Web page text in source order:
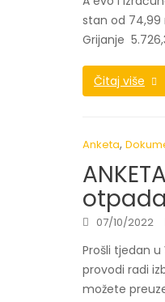
stan od 74,99
Grijanje
Čitaj više
Anketa,
07/10/2022
Prošli tjedan
provodi radi
možete